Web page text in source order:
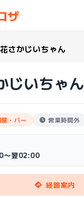
ザ
花さかじいちゃん
じいちゃん
・バー 営業時間外
〜翌02:00
経路案内